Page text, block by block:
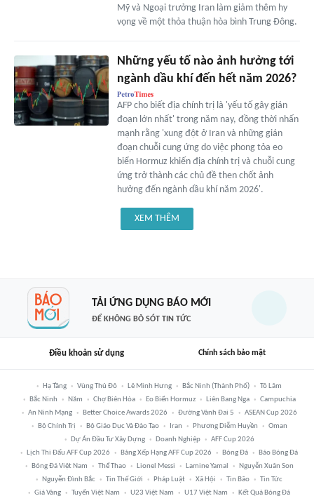
Mỹ và Ngoại trưởng Iran làm giảm thêm hy
vọng về một thỏa thuận hòa bình Trung Đông.
Những yếu tố nào ảnh hưởng tới
ngành dầu khí đến hết năm 2026?
AFP cho biết địa chính trị là 'yếu tố gây gián
đoạn lớn nhất' trong năm nay, đồng thời nhấn
mạnh rằng 'xung đột ở Iran và những gián
đoạn chuỗi cung ứng do việc phong tỏa eo
biển Hormuz khiến địa chính trị và chuỗi cung
ứng trở thành các chủ đề then chốt ảnh
hưởng đến ngành dầu khí năm 2026'.
XEM THÊM
TẢI ỨNG DỤNG BÁO MỚI
ĐỂ KHÔNG BỎ SÓT TIN TỨC
Điều khoản sử dụng Chính sách bảo mật
Hạ Tầng Vùng Thủ Đô Lê Minh Hưng Bắc Ninh (thành Phố)
Tô Lâm
Bắc Ninh
Năm Chợ Biên Hòa Eo Biển Hormuz Liên Bang Nga
Campuchia
An Ninh Mạng
Better Choice Awards 2026 Đường Vành Đai 5
ASEAN Cup 2026
Bộ Chính Trị
Bộ Giáo Dục Và Đào Tạo Iran Phương Diễm Huyền
Oman
Dự Án Đầu Tư Xây Dựng
Doanh Nghiệp
AFF Cup 2026
Lịch Thi Đấu AFF Cup 2026
Bảng Xếp Hạng AFF Cup 2026 Bóng Đá
Báo Bóng Đá
Bóng Đá Việt Nam
Thể Thao Lionel Messi Lamine Yamal
Nguyễn Xuân Son
Nguyễn Đình Bắc
Tin Thế Giới Pháp Luật Xã Hội Tin Bão
Tin Tức
Giá Vàng
Tuyển Việt Nam U23 Việt Nam U17 Việt Nam Kết Quả Bóng Đá